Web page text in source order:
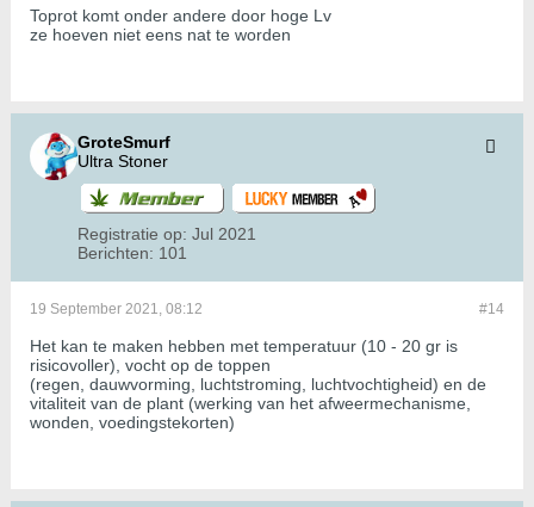
Toprot komt onder andere door hoge Lv
ze hoeven niet eens nat te worden
GroteSmurf
Ultra Stoner
Registratie op: Jul 2021
Berichten: 101
#14
19 September 2021, 08:12
Het kan te maken hebben met temperatuur (10 - 20 gr is
risicovoller), vocht op de toppen
(regen, dauwvorming, luchtstroming, luchtvochtigheid) en de
vitaliteit van de plant (werking van het afweermechanisme,
wonden, voedingstekorten)